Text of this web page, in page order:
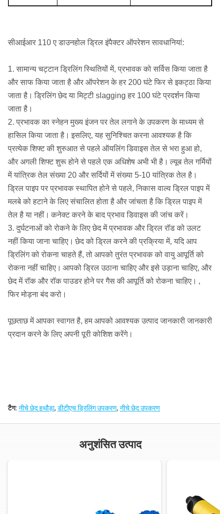
सीआईआर 110 ए डाउनहोल ड्रिल इंपैक्टर ऑपरेशन सावधानियां:
1. सामान्य चट्टान ड्रिलिंग स्थितियों में, प्रभावक को सर्विस किया जाता है
और साफ किया जाता है और ऑपरेशन के हर 200 घंटे फिर से इकट्ठा किया
जाता है। ड्रिलिंग छेद या मिट्टी slagging हर 100 घंटे प्रदर्शन किया
जाता है।
2. प्रभावक का स्नेहन मुख्य इंजन पर तेल लगाने के उपकरण के माध्यम से
हासिल किया जाता है। इसलिए, यह सुनिश्चित करना आवश्यक है कि
प्रत्येक शिफ्ट की शुरुआत से पहले ऑयलिंग डिवाइस तेल से भरा हुआ हो,
और अगली शिफ्ट शुरू होने से पहले एक अधिशेष अभी भी है। ल्यूब तेल गर्मियों
में यांत्रिक तेल संख्या 20 और सर्दियों में संख्या 5-10 यांत्रिक तेल है।
ड्रिल पाइप पर प्रभावक स्थापित होने से पहले, निकास वाल्व ड्रिल पाइप में
मलबे को हटाने के लिए संचालित होता है और जांचता है कि ड्रिल पाइप में
तेल है या नहीं। कनेक्ट करने के बाद प्रभाव डिवाइस की जांच करें।
3. दुर्घटनाओं को रोकने के लिए छेद में प्रभावक और ड्रिल रॉड को उलट
नहीं किया जाना चाहिए। छेद को ड्रिल करने की प्रक्रिया में, यदि आप
ड्रिलिंग को रोकना चाहते हैं, तो आपको तुरंत प्रभावक को वायु आपूर्ति को
रोकना नहीं चाहिए। आपको ड्रिल उठाना चाहिए और इसे उड़ाना चाहिए, और
छेद में रॉक और रॉक पाउडर होने पर गैस की आपूर्ति को रोकना चाहिए। ,
फिर मोड़ना बंद करो।
पूछताछ में आपका स्वागत है, हम आपको आवश्यक उत्पाद जानकारी जानकारी
प्रदान करने के लिए अपनी पूरी कोशिश करेंगे।
टैग: नीचे छेद हथौड़ा, डीटीएच ड्रिलिंग उपकरण, नीचे छेद उपकरण
अनुशंसित उत्पाद